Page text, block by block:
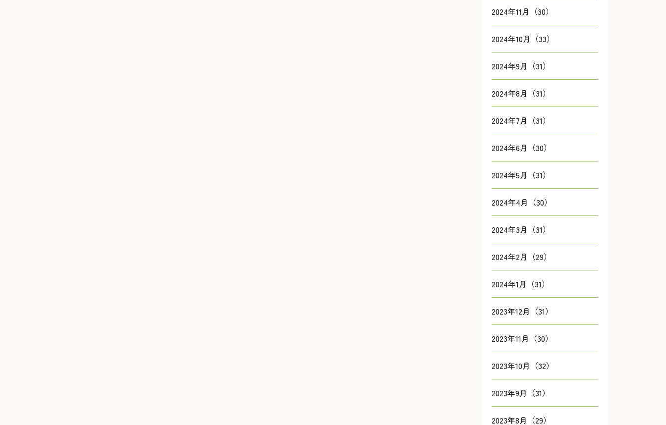
2024年11月（30）
2024年10月（33）
2024年9月（31）
2024年8月（31）
2024年7月（31）
2024年6月（30）
2024年5月（31）
2024年4月（30）
2024年3月（31）
2024年2月（29）
2024年1月（31）
2023年12月（31）
2023年11月（30）
2023年10月（32）
2023年9月（31）
2023年8月（29）